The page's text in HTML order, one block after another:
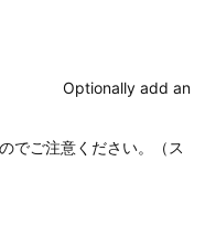
Optionally add an
でご注意ください。（ス